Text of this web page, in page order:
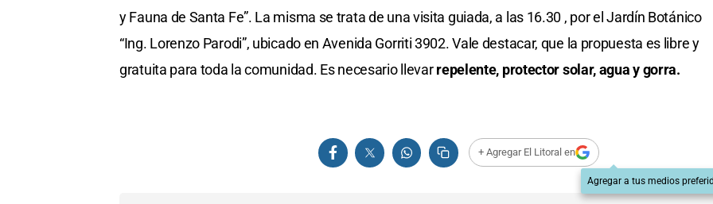
y Fauna de Santa Fe”. La misma se trata de una visita guiada, a las 16.30 , por el Jardín Botánico
“Ing. Lorenzo Parodi”, ubicado en Avenida Gorriti 3902. Vale destacar, que la propuesta es libre y
gratuita para toda la comunidad. Es necesario llevarrepelente, protector solar, agua y gorra.
+ Agregar El Litoral en
Agregar a tus medios